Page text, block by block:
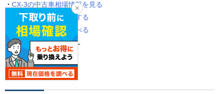
CX-3の中古車相場情報を見る
CX-3の新車見積りをする
CX-3の買取相場を調べる
似たタイプの車種を探す
SUV・クロカン
ディーゼル車